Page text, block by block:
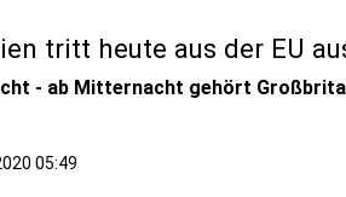
tritt heute aus der EU
- ab Mitternacht gehört
05:49